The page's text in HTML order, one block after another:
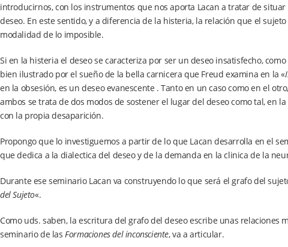
introducirnos, con los instrumentos que nos aporta Lacan a tratar de
deseo. En este sentido, y a diferencia de la histeria, la relación que el
modalidad de lo imposible.
Si en la histeria el deseo se caracteriza por ser un deseo insatisfecho,
bien ilustrado por el sueño de la bella carnicera que Freud examina en la «
en la obsesión, es un deseo evanescente . Tanto en un caso como en el
ambos se trata de dos modos de sostener el lugar del deseo como tal, en
con la propia desaparición.
Propongo que lo investiguemos a partir de lo que Lacan desarrolla en el
que dedica a la dialectica del deseo y de la demanda en la clinica de la
Durante ese seminario Lacan va construyendo lo que será el grafo del
del Sujeto«.
Como uds. saben, la escritura del grafo del deseo escribe unas relaciones
seminario de lasFormaciones del inconsciente, va a articular.